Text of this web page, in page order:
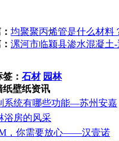
均聚聚丙烯管是什么材料
漯河市临颍县渗水混凝土
： 石材 园林
纸壁纸资讯
系统有哪些功能—苏州安嘉
浴房的风采
，你需要放心——汉壹诺